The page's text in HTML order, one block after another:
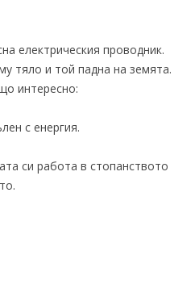
електрическия проводник.
тяло и той падна на земята.
интересно:
с енергия.
си работа в стопанството